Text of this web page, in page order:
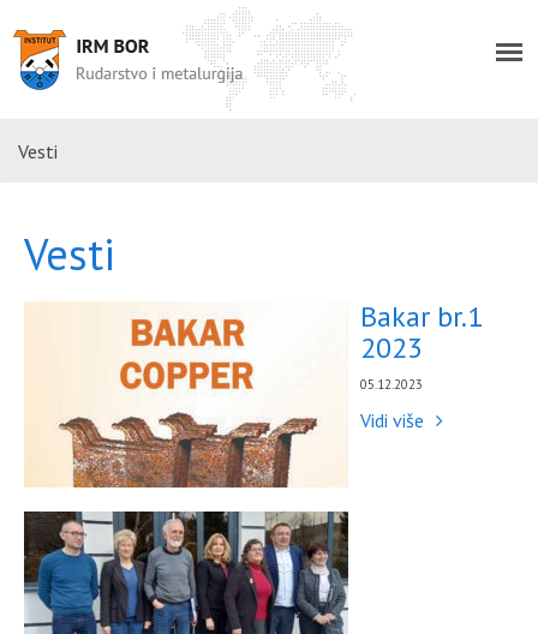
Vesti
Vesti
Bakar br.1
2023
05.12.2023
Vidi više